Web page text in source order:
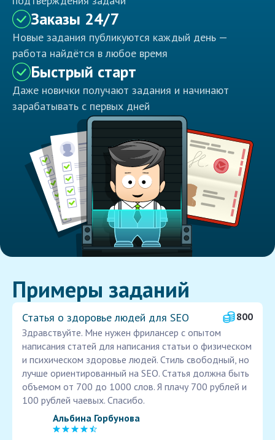
Заказы 24/7
Новые задания публикуются каждый день —
работа найдётся в любое время
Быстрый старт
Даже новички получают задания и начинают
зарабатывать с первых дней
Примеры заданий
Статья о здоровье людей для SEO
800
Здравствуйте. Мне нужен фрилансер с опытом
написания статей для написания статьи о физическом
и психическом здоровье людей. Стиль свободный, но
лучше ориентированный на SEO. Статья должна быть
объемом от 700 до 1000 слов. Я плачу 700 рублей и
100 рублей чаевых. Спасибо.
Альбина Горбунова